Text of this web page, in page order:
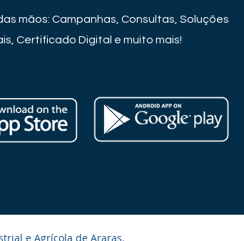
mãos: Campanhas, Consultas, Soluções
Certificado Digital e muito mais!
e Agrícola de Araras.